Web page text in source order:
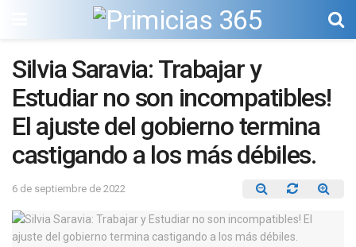
Silvia Saravia: Trabajar y
Estudiar no son incompatibles!
El ajuste del gobierno termina
castigando a los más débiles.
6 de septiembre de 2022